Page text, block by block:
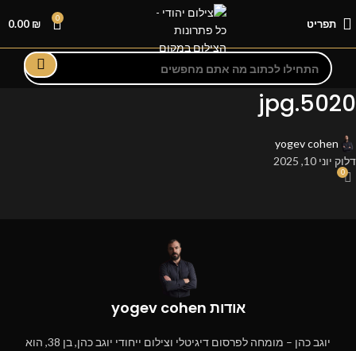
תפריט 0
0.00 ₪
5020.jpg
yogev cohen
דלוק יוני 10, 2025
0
אודות yogev cohen
יוגב כהן – מומחה לפרסום דיגיטלי וצילום ייחודי יוגב כהן, בן 38, הוא